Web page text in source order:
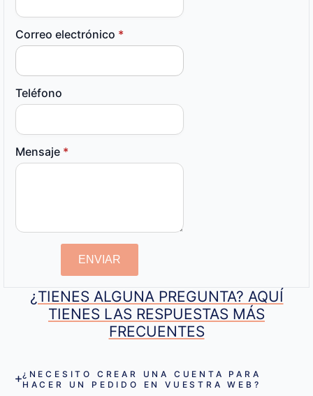
Correo electrónico *
Teléfono
Mensaje *
ENVIAR
¿TIENES ALGUNA PREGUNTA? AQUÍ
TIENES LAS RESPUESTAS MÁS
FRECUENTES
¿NECESITO CREAR UNA CUENTA PARA
HACER UN PEDIDO EN VUESTRA WEB?